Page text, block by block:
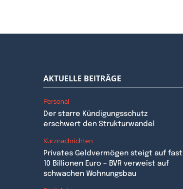
AKTUELLE BEITRÄGE
Personal
Der starre Kündigungsschutz
erschwert den Strukturwandel
Kurznachrichten
Privates Geldvermögen steigt auf fast
10 Billionen Euro – BVR verweist auf
schwachen Wohnungsbau